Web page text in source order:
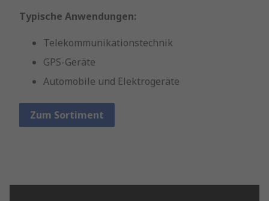
Typische Anwendungen:
Telekommunikationstechnik
GPS-Geräte
Automobile und Elektrogeräte
Zum Sortiment